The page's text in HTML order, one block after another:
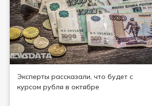
Эксперты рассказали, что будет с
курсом рубля в октябре